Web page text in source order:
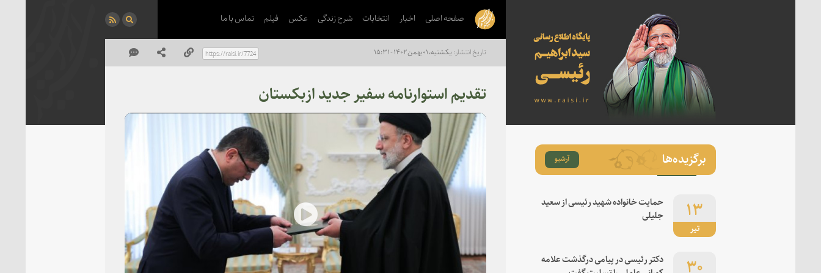
صفحه اصلی اخبار انتخابات شرح زندگی عکس فیلم تماس با ما
یکشنبه، ۰۱ بهمن ۱۴۰۲ - ۱۵:۳۱
تقدیم استوارنامه سفیر جدید ازبکستان
Play
برگزیده‌ها آرشیو
تیر
۱۳
حمایت خانواده شهید رئیسی از سعید
جلیلی
۳۰
دکتر رئیسی در پیامی درگذشت علامه